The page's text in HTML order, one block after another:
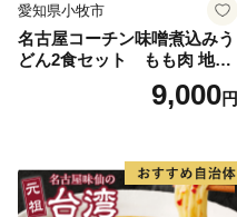
愛知県小牧市
名古屋コーチン味噌煮込みう
どん2食セット もも肉 地鶏
9,000円